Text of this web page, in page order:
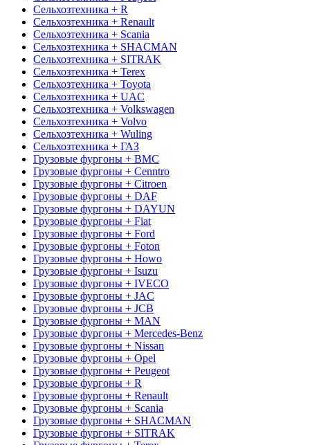
Сельхозтехника + R
Сельхозтехника + Renault
Сельхозтехника + Scania
Сельхозтехника + SHACMAN
Сельхозтехника + SITRAK
Сельхозтехника + Terex
Сельхозтехника + Toyota
Сельхозтехника + UAC
Сельхозтехника + Volkswagen
Сельхозтехника + Volvo
Сельхозтехника + Wuling
Сельхозтехника + ГАЗ
Грузовые фургоны + BMC
Грузовые фургоны + Cenntro
Грузовые фургоны + Citroen
Грузовые фургоны + DAF
Грузовые фургоны + DAYUN
Грузовые фургоны + Fiat
Грузовые фургоны + Ford
Грузовые фургоны + Foton
Грузовые фургоны + Howo
Грузовые фургоны + Isuzu
Грузовые фургоны + IVECO
Грузовые фургоны + JAC
Грузовые фургоны + JCB
Грузовые фургоны + MAN
Грузовые фургоны + Mercedes-Benz
Грузовые фургоны + Nissan
Грузовые фургоны + Opel
Грузовые фургоны + Peugeot
Грузовые фургоны + R
Грузовые фургоны + Renault
Грузовые фургоны + Scania
Грузовые фургоны + SHACMAN
Грузовые фургоны + SITRAK